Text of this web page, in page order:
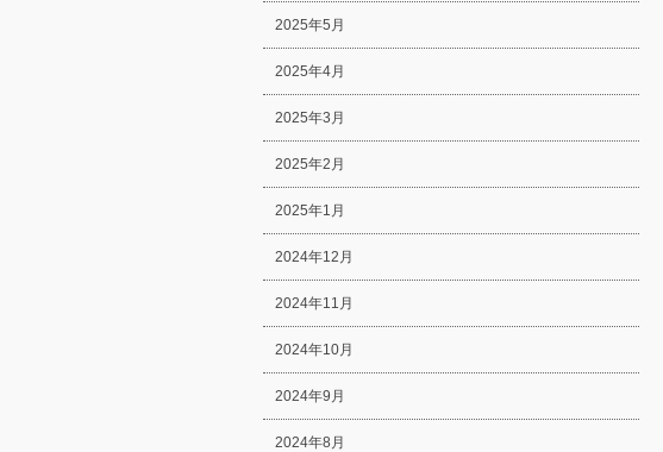
2025年5月
2025年4月
2025年3月
2025年2月
2025年1月
2024年12月
2024年11月
2024年10月
2024年9月
2024年8月